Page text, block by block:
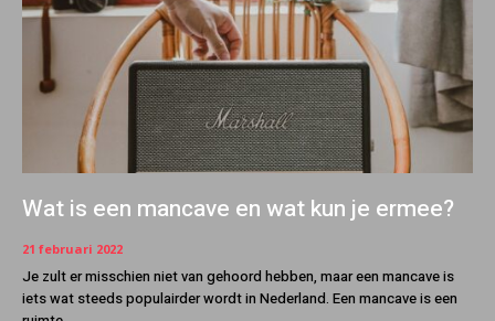
Wat is een mancave en wat kun je ermee?
21 februari 2022
Je zult er misschien niet van gehoord hebben, maar een mancave is
iets wat steeds populairder wordt in Nederland. Een mancave is een